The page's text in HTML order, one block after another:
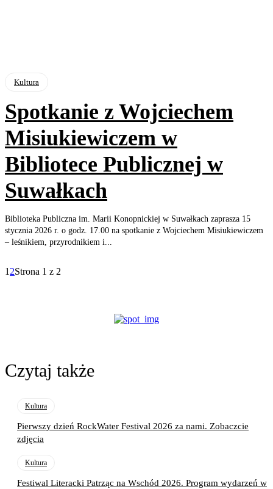
Kultura
Spotkanie z Wojciechem
Misiukiewiczem w
Bibliotece Publicznej w
Suwałkach
Biblioteka Publiczna im. Marii Konopnickiej w Suwałkach zaprasza 15
stycznia 2026 r. o godz. 17.00 na spotkanie z Wojciechem Misiukiewiczem
– leśnikiem, przyrodnikiem i...
1 2Strona 1 z 2
Czytaj także
Kultura
Pierwszy dzień RockWater Festival 2026 za nami. Zobaczcie
zdjęcia
Kultura
Festiwal Literacki Patrząc na Wschód 2026. Program wydarzeń w